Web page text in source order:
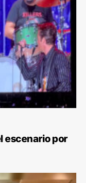
escenario por